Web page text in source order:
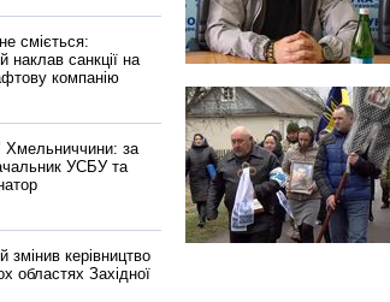
сміється:
наклав санкції на
компанію
Хмельниччини: за
УСБУ та
змінив керівництво
областях Західної